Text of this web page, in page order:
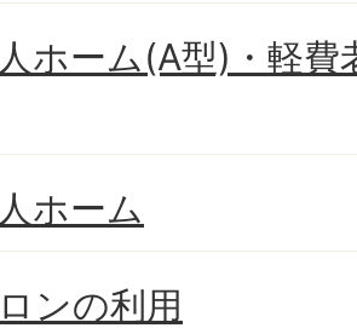
ホーム(A型)・軽
ホーム
ンの利用